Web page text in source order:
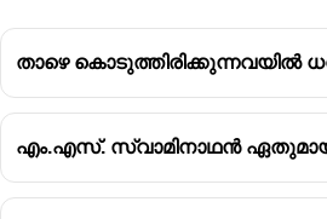
താഴെ കൊടുത്തിരിക്കുന്നവയിൽ
എം.എസ്. സ്വാമിനാഥൻ ഏതുമായി